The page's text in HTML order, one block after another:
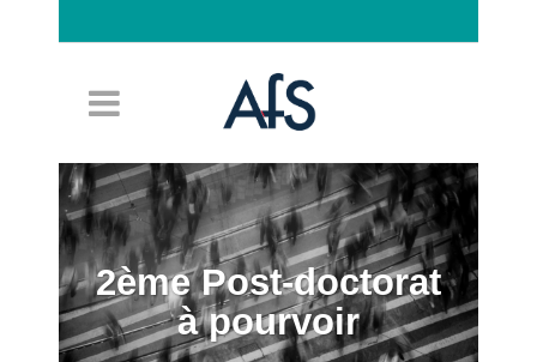
2ème Post-doctorat
à pourvoir